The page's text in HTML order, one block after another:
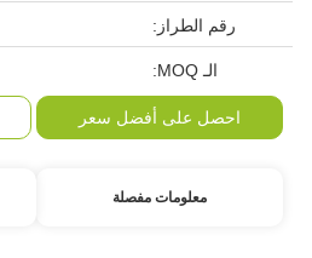
رقم الطراز:
الـ MOQ:
احصل على أفضل سعر
معلومات مفصلة